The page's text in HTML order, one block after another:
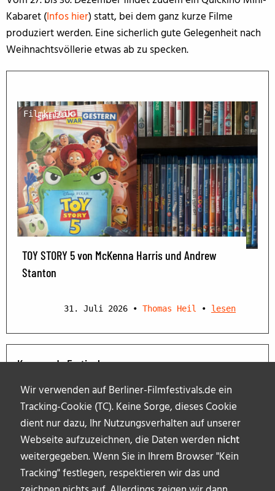
Wir verwenden auf Berliner-Filmfestivals.de ein
Tracking-Cookie (TC). Keine Sorge, dieses Cookie
dient nur dazu, Ihr Nutzungsverhalten auf unserer
Webseite aufzuzeichnen, die Daten werden nicht
weitergegeben. Wenn Sie in Ihrem Browser "Kein
Tracking" festlegen, respektieren wir das und
Kabaret (Infos hier) statt, bei dem ganz kurze Filme
produziert werden. Eine sicherlich gute Gelegenheit nach
Weihnachtsvöllerie etwas ab zu specken.
Filmkritik
TOY STORY 5 von McKenna Harris und Andrew
Stanton
31. Juli 2026 • Thomas Heil • lesen
Kommende Festivals